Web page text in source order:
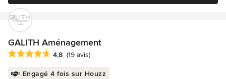
GALITH Aménagement
Note moyenne : 4.8 étoiles sur 5
4,8 (19 avis)
Engagé 4 fois sur Houzz